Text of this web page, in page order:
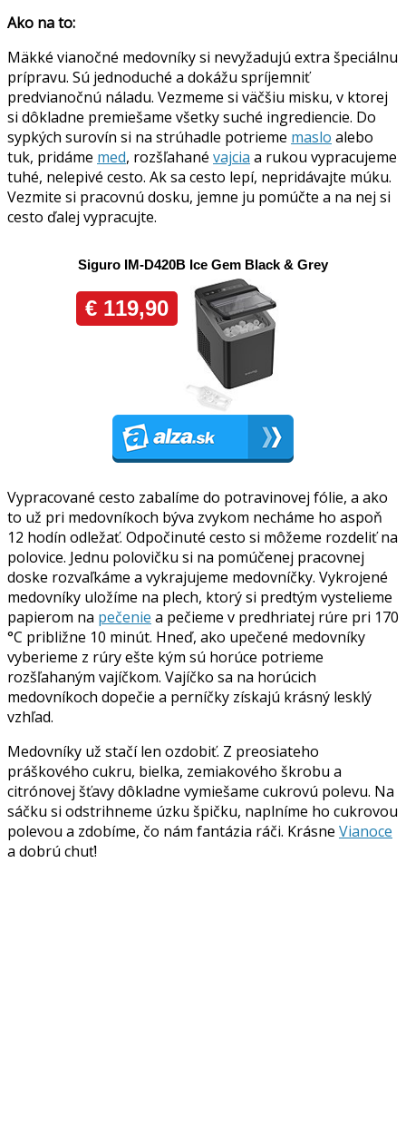
Ako na to:
Mäkké vianočné medovníky si nevyžadujú extra špeciálnu
prípravu. Sú jednoduché a dokážu spríjemniť
predvianočnú náladu. Vezmeme si väčšiu misku, v ktorej
si dôkladne premiešame všetky suché ingrediencie. Do
sypkých surovín si na strúhadle potrieme maslo alebo
tuk, pridáme med, rozšľahané vajcia a rukou vypracujeme
tuhé, nelepivé cesto. Ak sa cesto lepí, nepridávajte múku.
Vezmite si pracovnú dosku, jemne ju pomúčte a na nej si
cesto ďalej vypracujte.
Vypracované cesto zabalíme do potravinovej fólie, a ako
to už pri medovníkoch býva zvykom necháme ho aspoň
12 hodín odležať. Odpočinuté cesto si môžeme rozdeliť na
polovice. Jednu polovičku si na pomúčenej pracovnej
doske rozvaľkáme a vykrajujeme medovníčky. Vykrojené
medovníky uložíme na plech, ktorý si predtým vystelieme
papierom na pečenie a pečieme v predhriatej rúre pri 170
°C približne 10 minút. Hneď, ako upečené medovníky
vyberieme z rúry ešte kým sú horúce potrieme
rozšľahaným vajíčkom. Vajíčko sa na horúcich
medovníkoch dopečie a perníčky získajú krásný lesklý
vzhľad.
Medovníky už stačí len ozdobiť. Z preosiateho
práškového cukru, bielka, zemiakového škrobu a
citrónovej šťavy dôkladne vymiešame cukrovú polevu. Na
sáčku si odstrihneme úzku špičku, naplníme ho cukrovou
polevou a zdobíme, čo nám fantázia ráči. Krásne Vianoce
a dobrú chuť!